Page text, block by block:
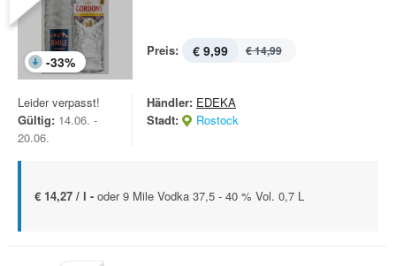
-33%
Preis: € 9,99 € 14,99
Leider verpasst!
Gültig: 14.06. -
20.06.
Händler: EDEKA
Stadt:
Rostock
€ 14,27 / l - oder 9 Mile Vodka 37,5 - 40 % Vol. 0,7 L